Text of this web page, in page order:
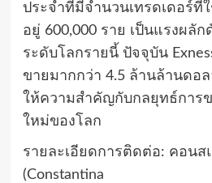
ประจำที่มีจำนวนเทรดเดอร์ที่
อยู่ 600,000 ราย เป็นแรงผลั
ระดับโลกรายนี้ ปัจจุบัน
ขายมากกว่า 4.5 ล้านล้านดอ
ให้ความสำคัญกับกลยุทธ์การ
ใหม่ของโลก
รายละเอียดการติดต่อ: คอน
(Constantina